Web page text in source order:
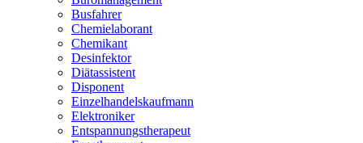
Busfahrer
Chemielaborant
Chemikant
Desinfektor
Diätassistent
Disponent
Einzelhandelskaufmann
Elektroniker
Entspannungstherapeut